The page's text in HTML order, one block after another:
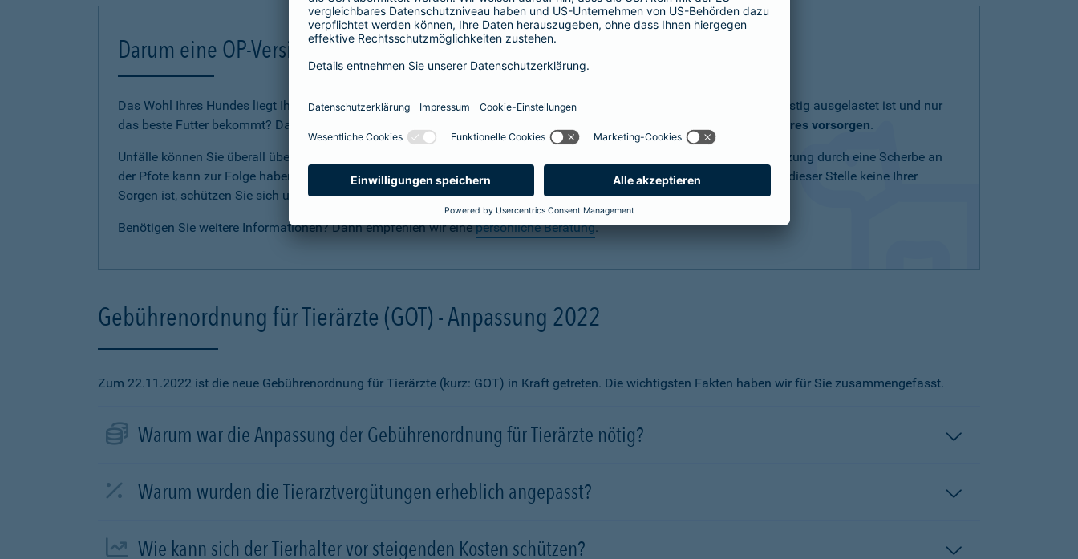
Darum eine OP-Versicherung für Hunde abschließen
Das Wohl Ihres Hundes liegt Ihnen am Herzen? Uns auch. Sie sorgen täglich dafür, dass Ihre Fellnase körperlich und geistig ausgelastet ist und nur
das beste Futter bekommt? Dann sollten Sie für den Ernstfall mit einer
für die Gesundheit Ihres Tieres vorsorgen.
Unfälle können Sie überall überraschen. Egal ob zuhause oder unterwegs. Schon eine scheinbar harmlose Schnittverletzung durch eine Scherbe an
der Pfote kann zur Folge haben, dass Ihr Liebling unter Narkose operiert werden muss. Damit Ihre finanziellen Mittel an dieser Stelle keine Ihrer
Sorgen ist, schützen Sie sich und Ihren Hund mit einer Hunde-OP-Versicherung.
Benötigen Sie weitere Informationen? Dann empfehlen wir einepersönliche Beratung.
Gebührenordnung für Tierärzte (GOT) - Anpassung 2022
Zum 22.11.2022 ist die neue Gebührenordnung für Tierärzte (kurz: GOT) in Kraft getreten. Die wichtigsten Fakten haben wir für Sie zusammengefasst.
Warum war die Anpassung der Gebührenordnung für Tierärzte nötig?
Warum wurden die Tierarztvergütungen erheblich angepasst?
Wie kann sich der Tierhalter vor steigenden Kosten schützen?